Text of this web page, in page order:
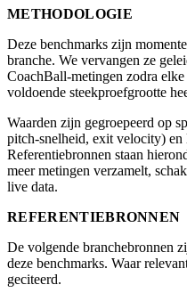
METHODOLOGIE
Deze benchmarks zijn
branche. We vervangen ze
CoachBall-metingen zodra
voldoende steekproefgrootte
Waarden zijn gegroepeerd op
pitch-snelheid, exit velocity) en
Referentiebronnen staan
meer metingen verzamelt,
live data.
REFERENTIEBRONNEN
De volgende branchebronnen
deze benchmarks. Waar
geciteerd.